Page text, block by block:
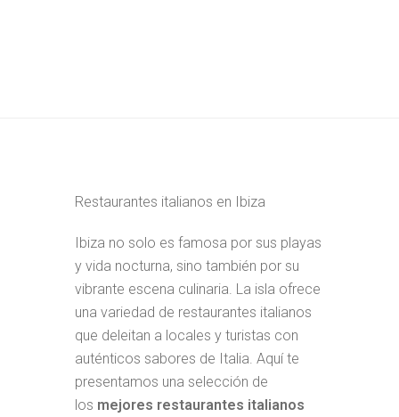
Restaurantes italianos en Ibiza
Ibiza no solo es famosa por sus playas
y vida nocturna, sino también por su
vibrante escena culinaria. La isla ofrece
una variedad de restaurantes italianos
que deleitan a locales y turistas con
auténticos sabores de Italia. Aquí te
presentamos una selección de
los mejores restaurantes italianos